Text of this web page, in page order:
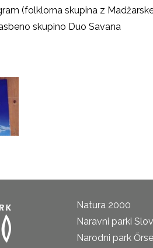
(folklorna skupina z
skupino Duo Savana
Natura 2000
Naravni parki
Narodni park